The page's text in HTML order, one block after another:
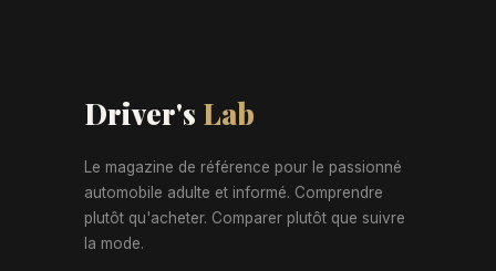
Driver's Lab
Le magazine de référence pour le passionné
automobile adulte et informé. Comprendre
plutôt qu'acheter. Comparer plutôt que suivre
la mode.